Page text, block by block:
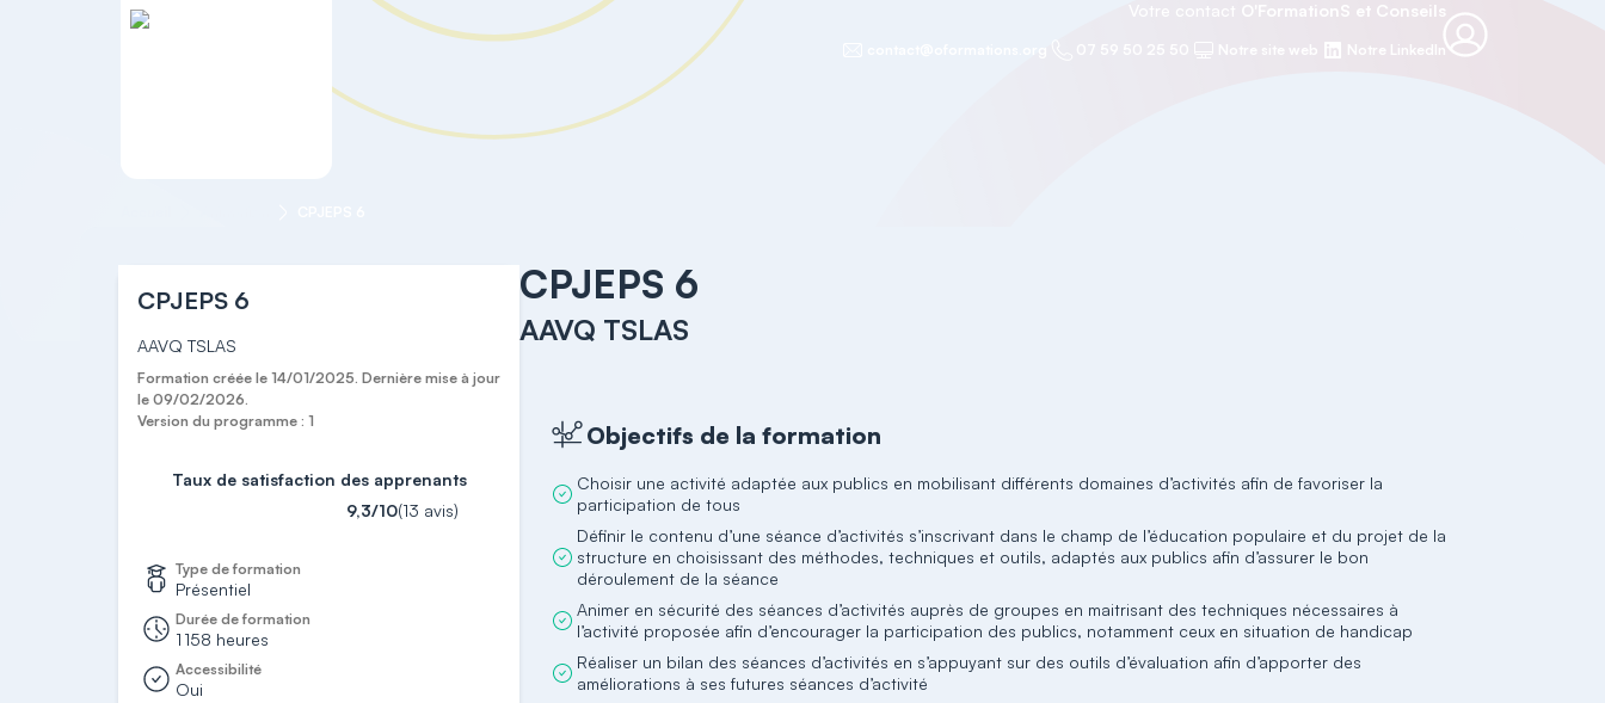
O'FormationS et Conseils
Notre site web Notre LinkedIn
CPJEPS 6
AAVQ TSLAS
Formation créée le 14/01/2025. Dernière mise à jour
le 09/02/2026.
Version du programme : 1
Taux de satisfaction des apprenants
9,3/10(13 avis)
Type de formation
Présentiel
Durée de formation
1 158 heures
Accessibilité
Oui
CPJEPS 6
AAVQ TSLAS
Objectifs de la formation
Choisir une activité adaptée aux publics en mobilisant différents domaines d’activités afin de favoriser la
participation de tous
Définir le contenu d’une séance d’activités s’inscrivant dans le champ de l’éducation populaire et du projet de la
structure en choisissant des méthodes, techniques et outils, adaptés aux publics afin d’assurer le bon
déroulement de la séance
Animer en sécurité des séances d’activités auprès de groupes en maitrisant des techniques nécessaires à
l’activité proposée afin d’encourager la participation des publics, notamment ceux en situation de handicap
Réaliser un bilan des séances d’activités en s’appuyant sur des outils d’évaluation afin d’apporter des
améliorations à ses futures séances d’activité